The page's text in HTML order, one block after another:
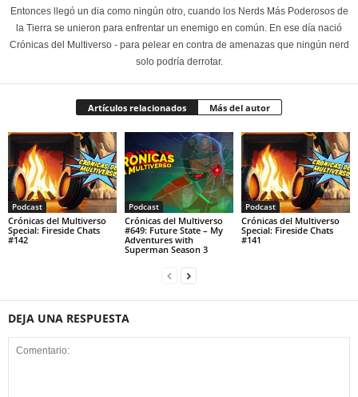
Entonces llegó un dia como ningún otro, cuando los Nerds Más Poderosos de
la Tierra se unieron para enfrentar un enemigo en común. En ese día nació
Crónicas del Multiverso - para pelear en contra de amenazas que ningún nerd
solo podría derrotar.
Artículos relacionados Más del autor
Podcast
Crónicas del Multiverso
Special: Fireside Chats
#142
Podcast
Crónicas del Multiverso
#649: Future State – My
Adventures with
Superman Season 3
Podcast
Crónicas del Multiverso
Special: Fireside Chats
#141
DEJA UNA RESPUESTA